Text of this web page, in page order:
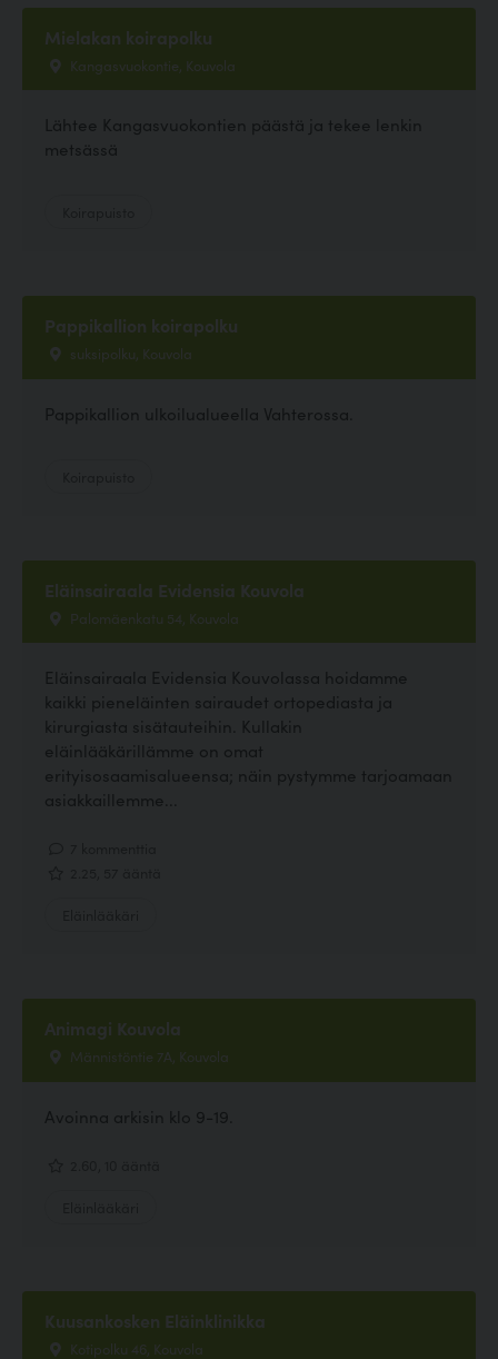
Mielakan koirapolku
Kangasvuokontie, Kouvola
Lähtee Kangasvuokontien päästä ja tekee lenkin
metsässä
Pappikallion koirapolku
suksipolku, Kouvola
Pappikallion ulkoilualueella Vahterossa.
Eläinsairaala Evidensia Kouvola
Palomäenkatu 54, Kouvola
Eläinsairaala Evidensia Kouvolassa hoidamme
kaikki pieneläinten sairaudet ortopediasta ja
kirurgiasta sisätauteihin. Kullakin
eläinlääkärillämme on omat
erityisosaamisalueensa; näin pystymme tarjoamaan
asiakkaillemme...
Animagi Kouvola
Männistöntie 7A, Kouvola
Avoinna arkisin klo 9-19.
Kuusankosken Eläinklinikka
Kotipolku 46, Kouvola